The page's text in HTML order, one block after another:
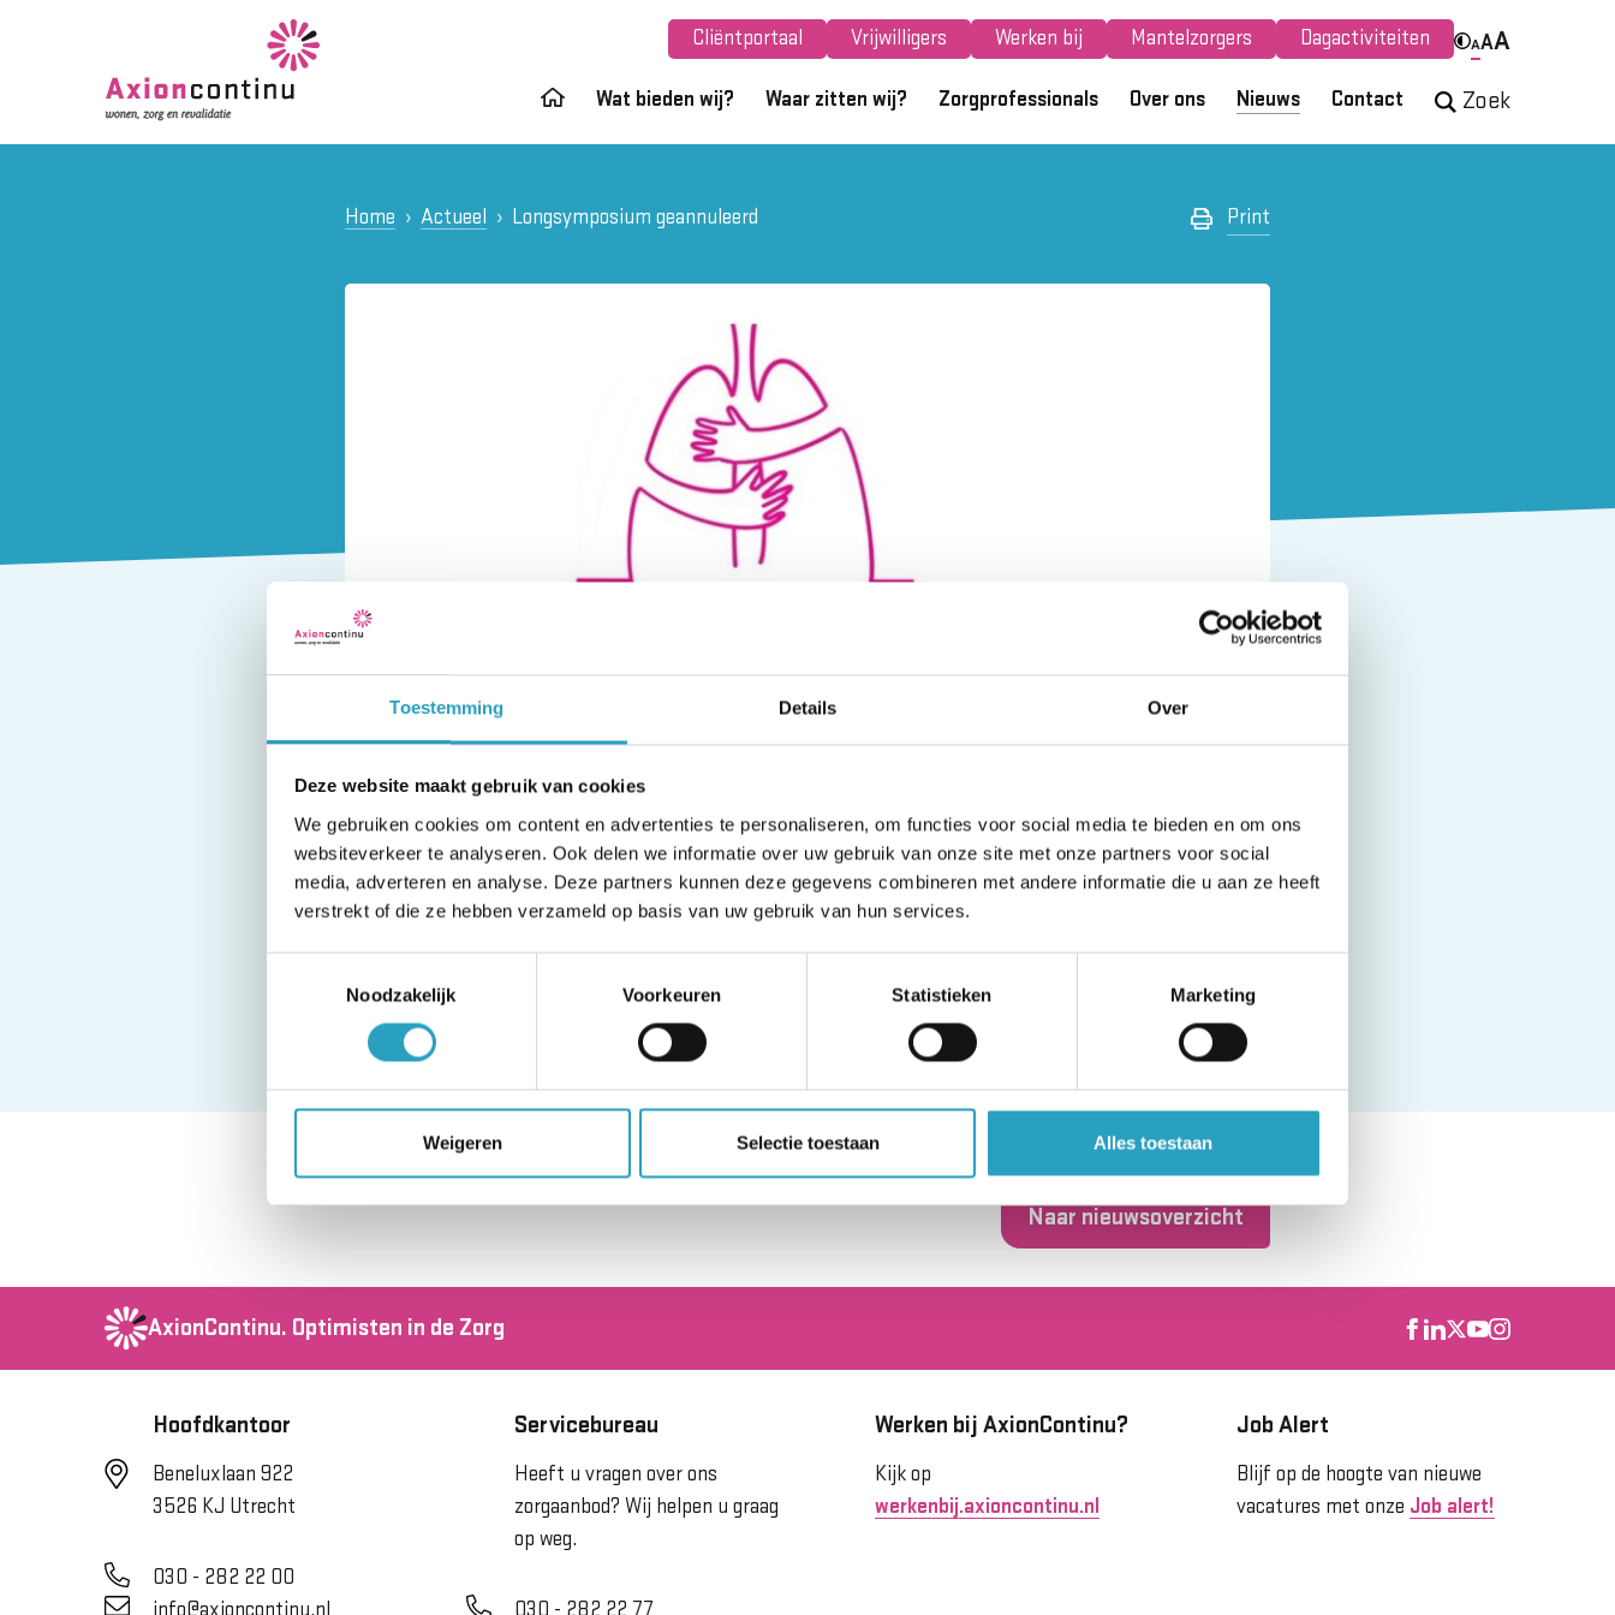
Toestemming Details Over
Deze website maakt gebruik van cookies
We gebruiken cookies om content en advertenties te personaliseren, om functies voor social media te bieden en om ons
websiteverkeer te analyseren. Ook delen we informatie over uw gebruik van onze site met onze partners voor social
media, adverteren en analyse. Deze partners kunnen deze gegevens combineren met andere informatie die u aan ze heeft
verstrekt of die ze hebben verzameld op basis van uw gebruik van hun services.
Noodzakelijk
Voorkeuren Statistieken Marketing
Weigeren Selectie toestaan Alles toestaan
Cliëntportaal Vrijwilligers Werken bij Mantelzorgers Dagactiviteiten AAA
Wat bieden wij? Waar zitten wij? Zorgprofessionals Over ons Nieuws Contact Zoek
Home Actueel Longsymposium geannuleerd Print
Longsymposium geannuleerd
Samen met alle professionals in de regio bouwen aan duurzame zorg voor de longpatiënt
en een ketennetwerk op te zetten is onze ambitie. De reden om een Longsymposium te
organiseren op 23 maart 2023. Helaas moeten we constateren dat het op dit moment niet
mogelijk is om het symposium goed te organiseren. We hebben daarom besloten het
symposium te annuleren. Aan onze ambitie blijven we onveranderd met veel enthousiasme
Eerder aangemelde deelnemers zijn per mail op de hoogte gesteld.
Naar nieuwsoverzicht
AxionContinu. Optimisten in de Zorg
Hoofdkantoor
Beneluxlaan 922
3526 KJ Utrecht
030 - 282 22 00
info@axioncontinu.nl
Servicebureau
Heeft u vragen over ons
zorgaanbod? Wij helpen u graag
op weg.
030 - 282 22 77
Werken bij AxionContinu?
Kijk op
werkenbij.axioncontinu.nl
Job Alert
Blijf op de hoogte van nieuwe
vacatures met onze Job alert!